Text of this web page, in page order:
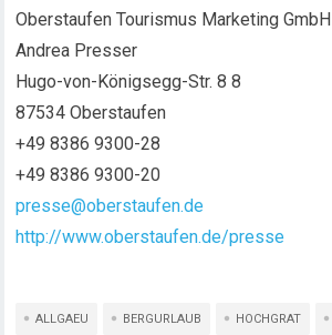
Oberstaufen Tourismus Marketing GmbH
Andrea Presser
Hugo-von-Königsegg-Str. 8 8
87534 Oberstaufen
+49 8386 9300-28
+49 8386 9300-20
presse@oberstaufen.de
http://www.oberstaufen.de/presse
ALLGAEU BERGURLAUB HOCHGRAT